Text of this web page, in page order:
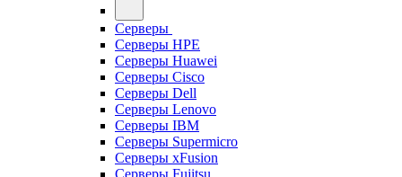
Серверы
Серверы HPE
Серверы Huawei
Серверы Cisco
Серверы Dell
Серверы Lenovo
Серверы IBM
Серверы Supermicro
Серверы xFusion